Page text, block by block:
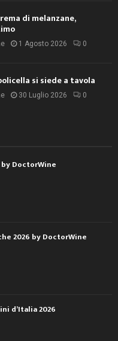
di melanzane,
1 Agosto 2026 0
si siede a tavola
30 Luglio 2026 0
DoctorWine
2026 by DoctorWine
d’Italia 2026